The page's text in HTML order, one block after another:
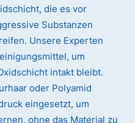
die es vor
Substanzen
Unsere Experten
um
intakt bleibt.
oder Polyamid
eingesetzt, um
ohne das Material zu